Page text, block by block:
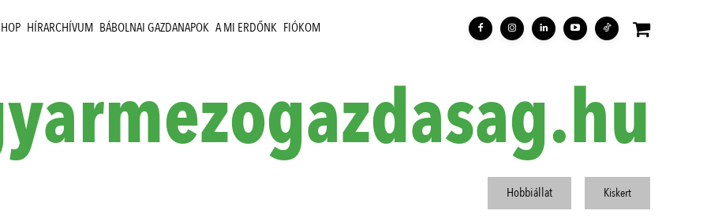
HÍRARCHÍVUM BÁBOLNAI GAZDANAPOK A MI ERDŐNK FIÓKOM
Hobbiállat Kiskert